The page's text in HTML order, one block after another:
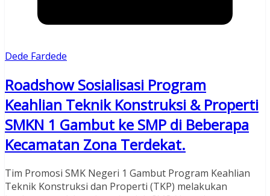
Dede Fardede
Roadshow Sosialisasi Program
Keahlian Teknik Konstruksi & Properti
SMKN 1 Gambut ke SMP di Beberapa
Kecamatan Zona Terdekat.
Tim Promosi SMK Negeri 1 Gambut Program Keahlian
Teknik Konstruksi dan Properti (TKP) melakukan